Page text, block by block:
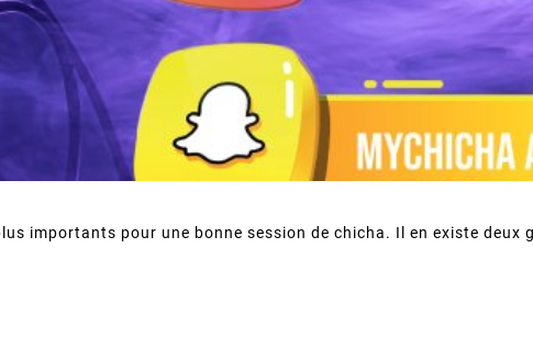
importants pour une bonne session de chicha. Il en existe